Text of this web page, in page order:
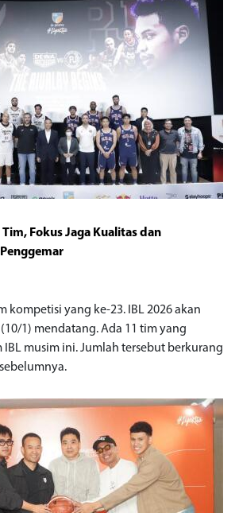
Fokus Jaga Kualitas dan
kompetisi yang ke-23. IBL 2026 akan
1) mendatang. Ada 11 tim yang
IBL musim ini. Jumlah tersebut berkurang